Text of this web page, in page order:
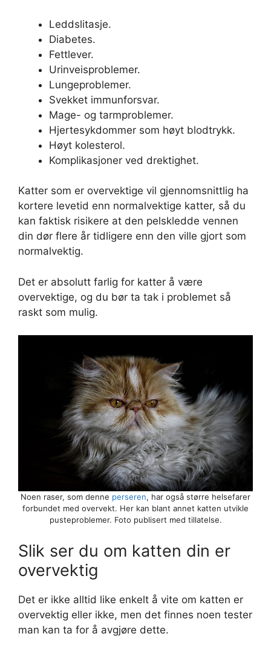
Leddslitasje.
Diabetes.
Fettlever.
Urinveisproblemer.
Lungeproblemer.
Svekket immunforsvar.
Mage- og tarmproblemer.
Hjertesykdommer som høyt blodtrykk.
Høyt kolesterol.
Komplikasjoner ved drektighet.
Katter som er overvektige vil gjennomsnittlig ha
kortere levetid enn normalvektige katter, så du
kan faktisk risikere at den pelskledde vennen
din dør flere år tidligere enn den ville gjort som
normalvektig.
Det er absolutt farlig for katter å være
overvektige, og du bør ta tak i problemet så
raskt som mulig.
Noen raser, som denne perseren, har også større helsefarer
forbundet med overvekt. Her kan blant annet katten utvikle
pusteproblemer. Foto publisert med tillatelse.
Slik ser du om katten din er
overvektig
Det er ikke alltid like enkelt å vite om katten er
overvektig eller ikke, men det finnes noen tester
man kan ta for å avgjøre dette.